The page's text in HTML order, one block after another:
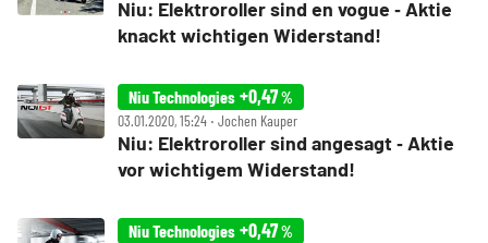
Niu: Elektroroller sind en vogue ‑ Aktie
knackt wichtigen Widerstand!
Niu Technologies +0,47%
03.01.2020, 15:24 ‧ Jochen Kauper
Niu: Elektroroller sind angesagt ‑ Aktie
vor wichtigem Widerstand!
Niu Technologies +0,47%